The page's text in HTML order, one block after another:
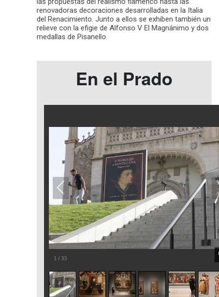
renovadoras decoraciones desarrolladas en la Italia
del Renacimiento. Junto a ellos se exhiben también un
relieve con la efigie de Alfonso V El Magnánimo​ y dos
medallas de Pisanello.
En el Prado
1 / 33